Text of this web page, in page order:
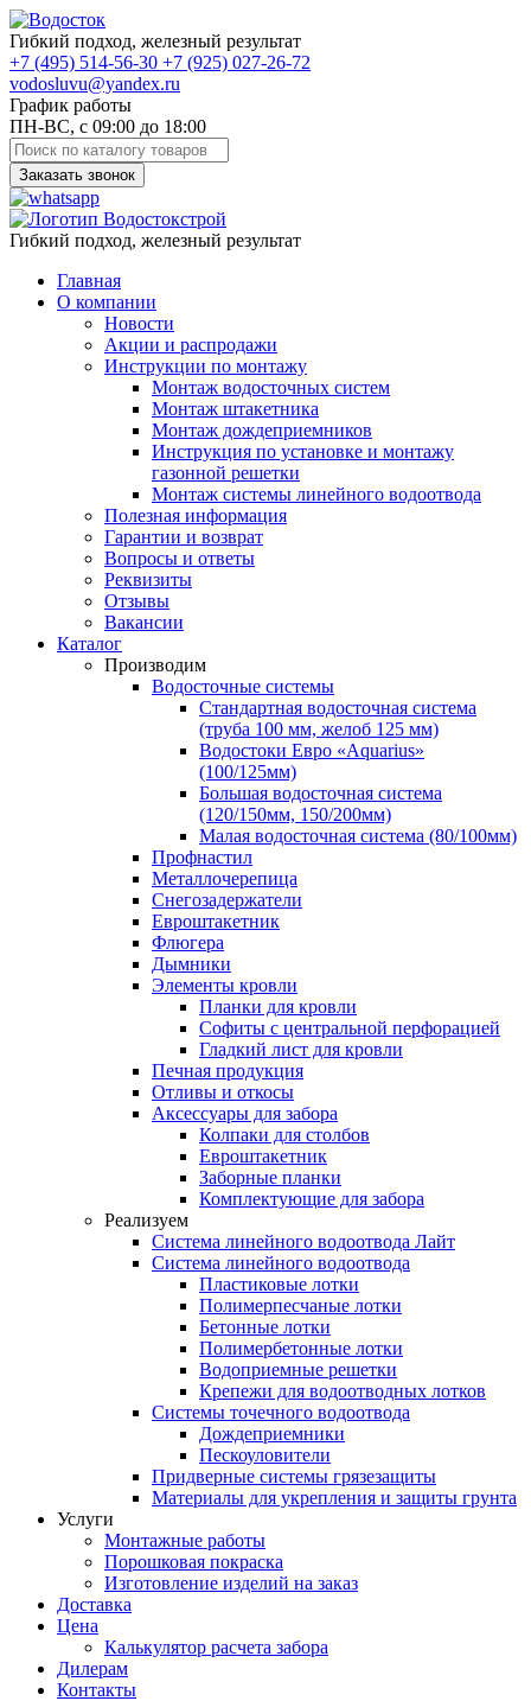
Гибкий подход, железный результат
+7 (495) 514-56-30 +7 (925) 027-26-72
vodosluvu@yandex.ru
График работы
ПН-ВС, с 09:00 до 18:00
Заказать звонок
Гибкий подход, железный результат
Главная
О компании
Новости
Акции и распродажи
Инструкции по монтажу
Монтаж водосточных систем
Монтаж штакетника
Монтаж дождеприемников
Инструкция по установке и монтажу
газонной решетки
Монтаж системы линейного водоотвода
Полезная информация
Гарантии и возврат
Вопросы и ответы
Реквизиты
Отзывы
Вакансии
Каталог
Производим
Водосточные системы
Стандартная водосточная система
(труба 100 мм, желоб 125 мм)
Водостоки Евро «Aquarius»
(100/125мм)
Большая водосточная система
(120/150мм, 150/200мм)
Малая водосточная система (80/100мм)
Профнастил
Металлочерепица
Снегозадержатели
Евроштакетник
Флюгера
Дымники
Элементы кровли
Планки для кровли
Софиты с центральной перфорацией
Гладкий лист для кровли
Печная продукция
Отливы и откосы
Аксессуары для забора
Колпаки для столбов
Евроштакетник
Заборные планки
Комплектующие для забора
Реализуем
Система линейного водоотвода Лайт
Система линейного водоотвода
Пластиковые лотки
Полимерпесчаные лотки
Бетонные лотки
Полимербетонные лотки
Водоприемные решетки
Крепежи для водоотводных лотков
Системы точечного водоотвода
Дождеприемники
Пескоуловители
Придверные системы грязезащиты
Материалы для укрепления и защиты грунта
Услуги
Монтажные работы
Порошковая покраска
Изготовление изделий на заказ
Доставка
Цена
Калькулятор расчета забора
Дилерам
Контакты